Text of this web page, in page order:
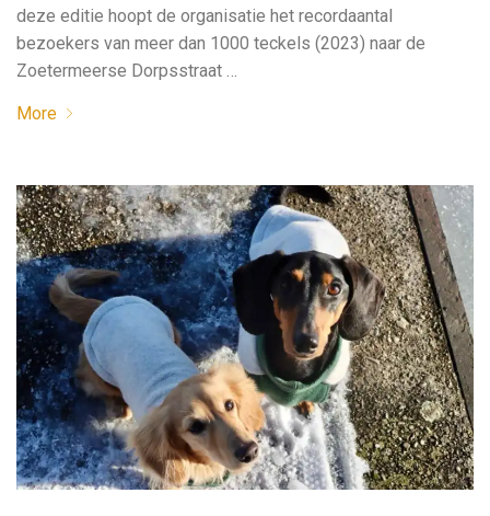
deze editie hoopt de organisatie het recordaantal
bezoekers van meer dan 1000 teckels (2023) naar de
Zoetermeerse Dorpsstraat …
More